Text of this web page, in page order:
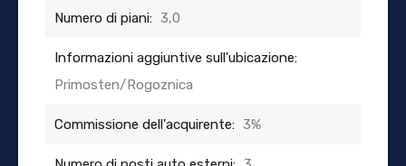
Numero di piani: 3,0
Informazioni aggiuntive sull'ubicazione:
Primosten/Rogoznica
Commissione dell'acquirente: 3%